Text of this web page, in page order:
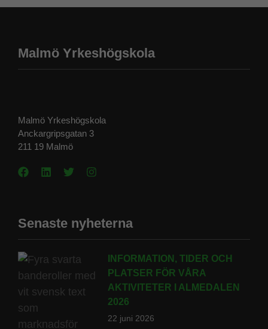
Malmö Yrkeshögskola
Malmö Yrkeshögskola
Anckargripsgatan 3
211 19 Malmö
Senaste nyheterna
INFORMATION, TIDER OCH
PLATSER FÖR VÅRA
AKTIVITETER I ALMEDALEN
2026
22 juni 2026